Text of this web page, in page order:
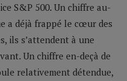
S&P 500. Un chiffre au-
a déjà frappé le cœur des
ils s’attendent à une
Un chiffre en-deçà de
relativement détendue,